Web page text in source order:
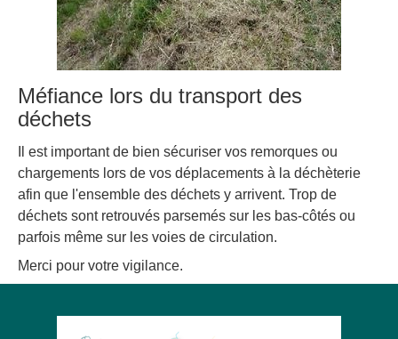
Méfiance lors du transport des
déchets
Il est important de bien sécuriser vos remorques ou
chargements lors de vos déplacements à la déchèterie
afin que l'ensemble des déchets y arrivent. Trop de
déchets sont retrouvés parsemés sur les bas-côtés ou
parfois même sur les voies de circulation.
Merci pour votre vigilance.